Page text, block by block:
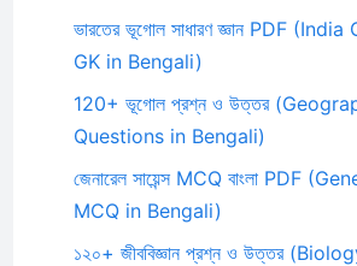
ভারতের ভূগোল সাধারণ জ্ঞান PDF
GK in Bengali)
120+ ভূগোল প্রশ্ন ও উত্তর
Questions in Bengali)
জেনারেল সায়েন্স MCQ বাংলা PDF
MCQ in Bengali)
১২০+ জীববিজ্ঞান প্রশ্ন ও উত্তর